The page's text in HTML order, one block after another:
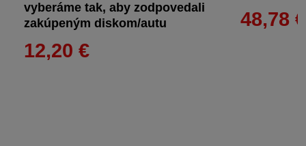
vyberáme tak, aby zodpovedali
zakúpeným diskom/autu
12,20 €
48,78 €